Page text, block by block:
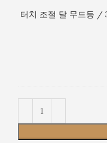
터치 조절 달 무드등 /